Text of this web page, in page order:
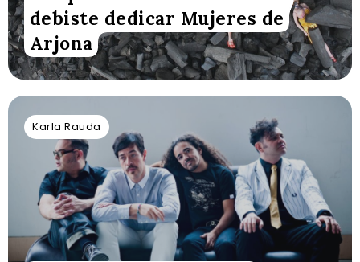
debiste dedicar Mujeres de
Arjona
Karla Rauda